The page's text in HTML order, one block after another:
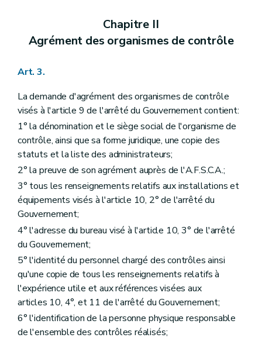
Chapitre II
Agrément des organismes de contrôle
Art. 3.
La demande d'agrément des organismes de contrôle
visés à l'article 9 de l'arrêté du Gouvernement contient:
1° la dénomination et le siège social de l'organisme de
contrôle, ainsi que sa forme juridique, une copie des
statuts et la liste des administrateurs;
2° la preuve de son agrément auprès de l'A.F.S.C.A.;
3° tous les renseignements relatifs aux installations et
équipements visés à l'article 10, 2° de l'arrêté du
Gouvernement;
4° l'adresse du bureau visé à l'article 10, 3° de l'arrêté
du Gouvernement;
5° l'identité du personnel chargé des contrôles ainsi
qu'une copie de tous les renseignements relatifs à
l'expérience utile et aux références visées aux
articles 10, 4°, et 11 de l'arrêté du Gouvernement;
6° l'identification de la personne physique responsable
de l'ensemble des contrôles réalisés;